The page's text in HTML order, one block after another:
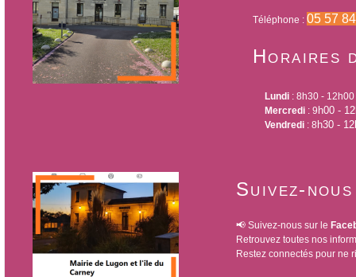
Téléphone : 05 57
Horaires
Lundi : 8h30 -
Mercredi : 9 h00 -
Vendredi : 8 h30 -
Suivez-
📢 Suivez-nous sur le
Retrouvez toutes nos
Restez connectés pour ne